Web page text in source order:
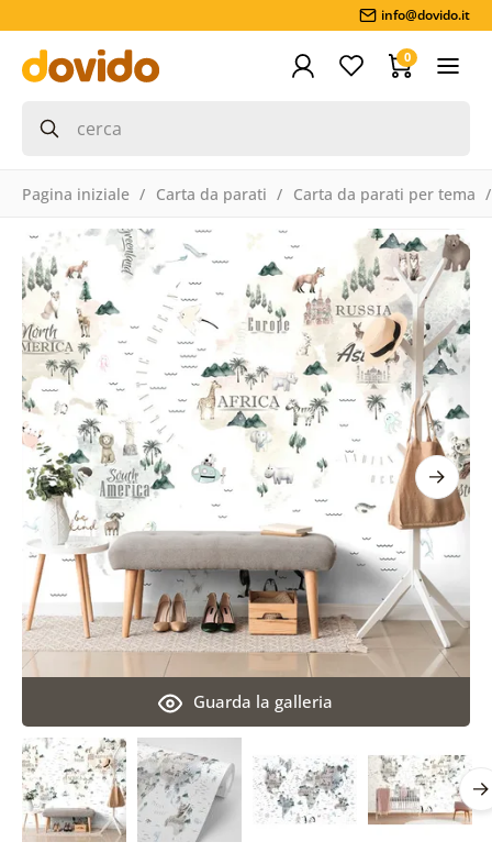
info@dovido.it
0
Pagina iniziale Carta da parati Carta da parati per tema
Guarda la galleria